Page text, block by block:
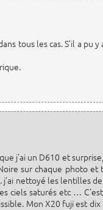
tous les cas. S’il a pu
j’ai un D610 et
sur chaque photo
nettoyé les lentilles
ciels saturés etc …
Mon X20 fuji est